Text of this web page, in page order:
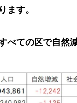
ます。
べての区で自然